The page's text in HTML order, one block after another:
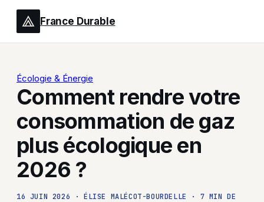
France Durable
Écologie & Énergie
Comment rendre votre
consommation de gaz
plus écologique en
2026 ?
16 JUIN 2026 · ÉLISE MALÉCOT-BOURDELLE ·
7 MIN DE